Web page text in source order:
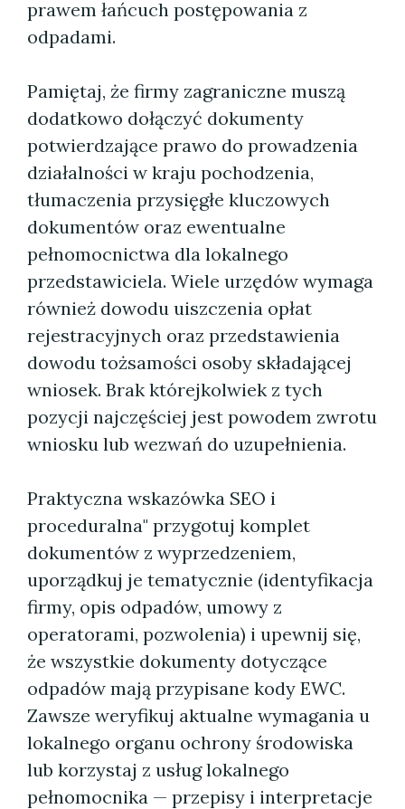
prawem łańcuch postępowania z
odpadami.
Pamiętaj, że firmy zagraniczne muszą
dodatkowo dołączyć dokumenty
potwierdzające prawo do prowadzenia
działalności w kraju pochodzenia,
tłumaczenia przysięgłe kluczowych
dokumentów oraz ewentualne
pełnomocnictwa dla lokalnego
przedstawiciela. Wiele urzędów wymaga
również dowodu uiszczenia opłat
rejestracyjnych oraz przedstawienia
dowodu tożsamości osoby składającej
wniosek. Brak którejkolwiek z tych
pozycji najczęściej jest powodem zwrotu
wniosku lub wezwań do uzupełnienia.
Praktyczna wskazówka SEO i
proceduralna" przygotuj komplet
dokumentów z wyprzedzeniem,
uporządkuj je tematycznie (identyfikacja
firmy, opis odpadów, umowy z
operatorami, pozwolenia) i upewnij się,
że wszystkie dokumenty dotyczące
odpadów mają przypisane kody EWC.
Zawsze weryfikuj aktualne wymagania u
lokalnego organu ochrony środowiska
lub korzystaj z usług lokalnego
pełnomocnika — przepisy i interpretacje